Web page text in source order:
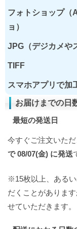
フォトショップ
ョ）
JPG（デジカメや
TIFF
スマホアプリで加
お届けまでの日
最短の発送日
今すぐご注文いた
で 08/07(金) に発送
※15枚以上、ある
だくことがありま
せていただきます。